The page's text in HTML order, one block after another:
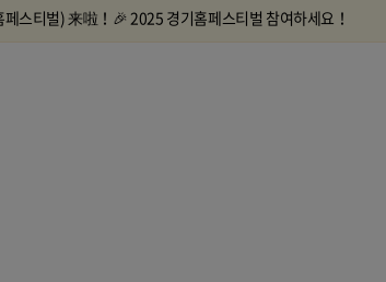
스티벌) 来啦！🎉 2025 경기홈페스티벌 참여하세요！